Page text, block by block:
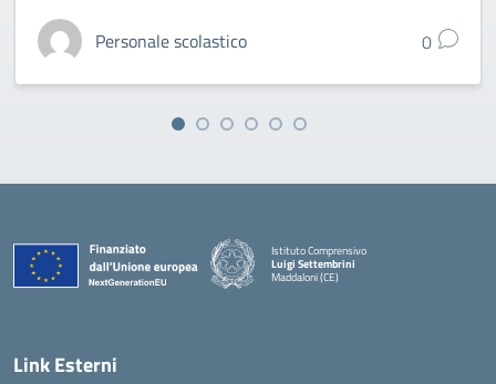
Personale scolastico 0
Istituto Comprensivo
Luigi Settembrini
Maddaloni (CE)
Link Esterni